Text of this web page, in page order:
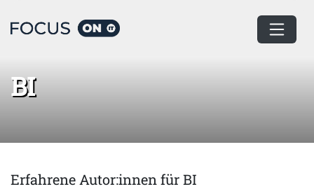
Home BI
BI
Erfahrene Autor:innen für BI